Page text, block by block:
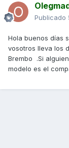
Publicado
Hola buenos días
vosotros lleva los
Brembo .Si
modelo es el